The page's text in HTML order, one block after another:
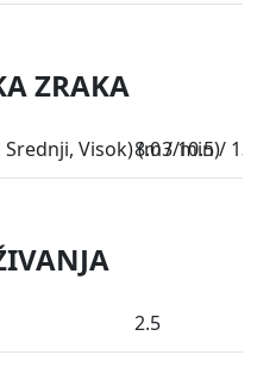
ZRAKA
Srednji, Visok) (m3/min)
8.0 / 10.5 /
2.5